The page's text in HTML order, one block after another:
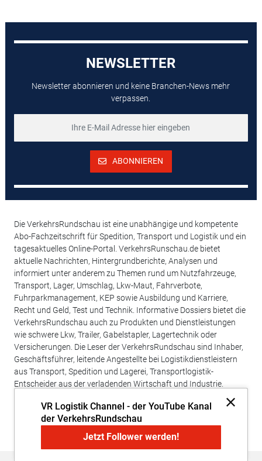
VR Logistik Channel - der YouTube Kanal
der VerkehrsRundschau
Jetzt Follower werden!
NEWSLETTER
Newsletter abonnieren und keine Branchen-News mehr
verpassen.
ABONNIEREN
Die VerkehrsRundschau ist eine unabhängige und kompetente
Abo-Fachzeitschrift für Spedition, Transport und Logistik und ein
tagesaktuelles Online-Portal. VerkehrsRunschau.de bietet
aktuelle Nachrichten, Hintergrundberichte, Analysen und
informiert unter anderem zu Themen rund um Nutzfahrzeuge,
Transport, Lager, Umschlag, Lkw-Maut, Fahrverbote,
Fuhrparkmanagement, KEP sowie Ausbildung und Karriere,
Recht und Geld, Test und Technik. Informative Dossiers bietet die
VerkehrsRundschau auch zu Produkten und Dienstleistungen
wie schwere Lkw, Trailer, Gabelstapler, Lagertechnik oder
Versicherungen. Die Leser der VerkehrsRundschau sind Inhaber,
Geschäftsführer, leitende Angestellte bei Logistikdienstleistern
aus Transport, Spedition und Lagerei, Transportlogistik-
Entscheider aus der verladenden Wirtschaft und Industrie.